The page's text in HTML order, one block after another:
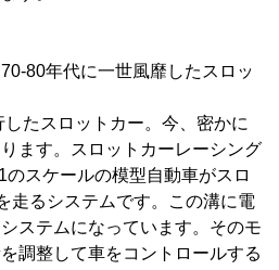
80年代に一世風靡したスロッ
たスロットカー。今、密かに
ます。スロットカーレーシング
スケールの模型自動車がスロ
走るシステムです。この溝に電
ステムになっています。そのモ
調整して車をコントロールする